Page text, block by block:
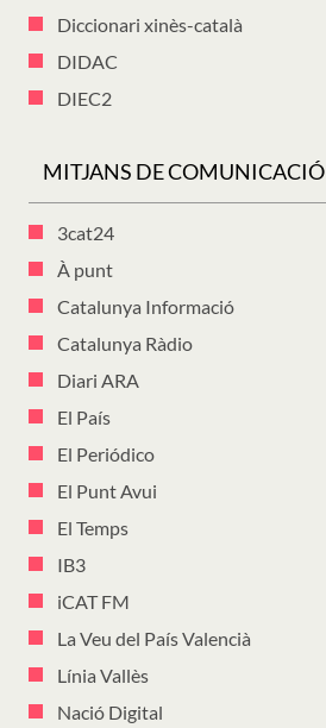
Diccionari xinès-català
DIDAC
DIEC2
MITJANS DE COMUNICACIÓ
3cat24
À punt
Catalunya Informació
Catalunya Ràdio
Diari ARA
El País
El Periódico
El Punt Avui
El Temps
IB3
iCAT FM
La Veu del País Valencià
Línia Vallès
Nació Digital